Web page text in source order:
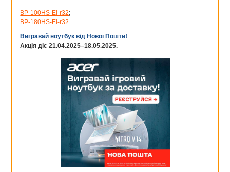
BP-100HS-EI-r32;
BP-180HS-EI-r32.
Вигравай ноутбук від Нової Пошти!
Акція діє 21.04.2025–18.05.2025.